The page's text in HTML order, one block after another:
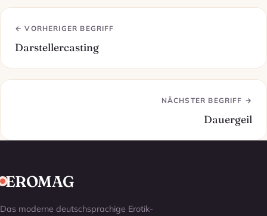
← VORHERIGER BEGRIFF
Darstellercasting
NÄCHSTER BEGRIFF →
Dauergeil
EROMAG
Das moderne deutschsprachige Erotik-